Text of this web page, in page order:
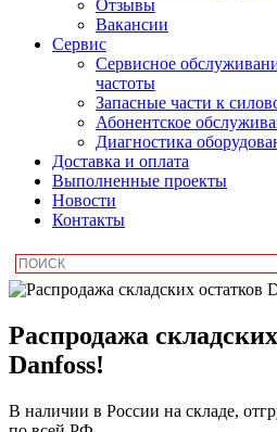
Отзывы
Вакансии
Сервис
Сервисное
частоты
Запасные части к
Абонентское
Диагностика
Доставка и оплата
Выполненные проекты
Новости
Контакты
Распродажа
Danfoss!
В наличии в России на складе,